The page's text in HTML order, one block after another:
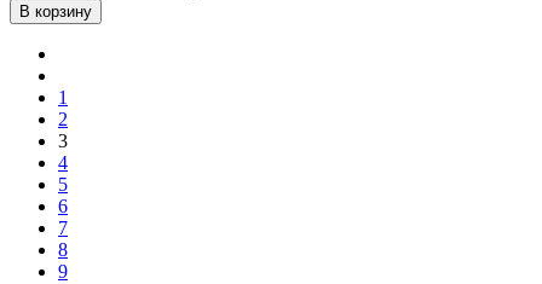
В корзину
1
2
3
4
5
6
7
8
9